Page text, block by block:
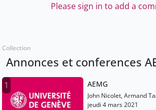
Please sign in to add a
Collection
Annonces et conferences
1 AEMG
John Nicolet, Armand
jeudi 4 mars 2021